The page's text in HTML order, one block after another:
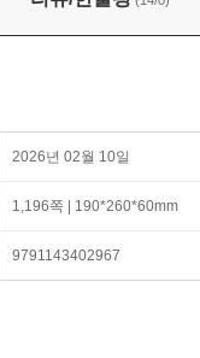
2026년 02월 10일
1,196쪽 | 190*260*60mm
9791143402967